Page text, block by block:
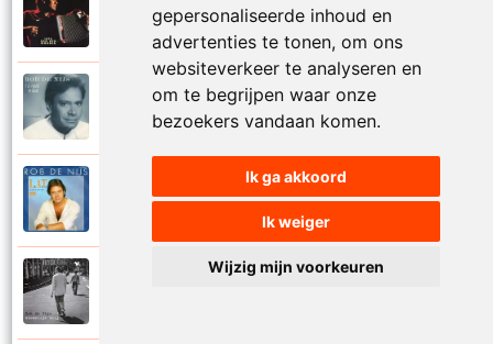
gepersonaliseerde inhoud en
advertenties te tonen, om ons
websiteverkeer te analyseren en
om te begrijpen waar onze
bezoekers vandaan komen.
Ik ga akkoord
Ik weiger
Wijzig mijn voorkeuren
Kleine ster
Rob De Nijs
Kronenburg park
Rob De Nijs